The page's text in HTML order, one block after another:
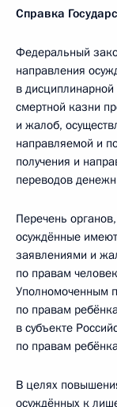
Справка
Федеральный
направления
в
смертной казни
и жалоб,
направляемой и
получения и
переводов
Перечень
осуждённые
заявлениями и
по правам
Уполномоченным
по правам
в субъекте
по правам
В целях
осуждённых к